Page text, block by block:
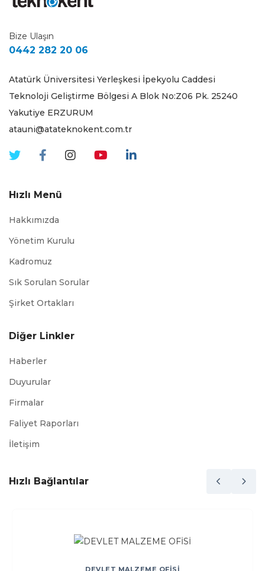
Bize Ulaşın
0442 282 20 06
Atatürk Üniversitesi Yerleşkesi İpekyolu Caddesi
Teknoloji Geliştirme Bölgesi A Blok No:Z06 Pk. 25240
Yakutiye ERZURUM
atauni@atateknokent.com.tr
Hızlı Menü
Hakkımızda
Yönetim Kurulu
Kadromuz
Sık Sorulan Sorular
Şirket Ortakları
Diğer Linkler
Haberler
Duyurular
Firmalar
Faliyet Raporları
İletişim
Hızlı Bağlantılar
DEVLET MALZEME OFİSİ